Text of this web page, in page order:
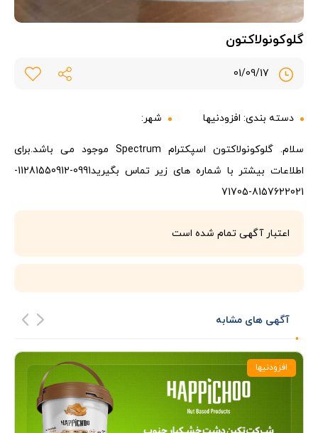
گلوکونولاکتون
دسته بندی: افزودنیها شهر:
سلام. گلوکونولاکتون اسپکترام Spectrum موجود می باشد.برای
اطلاعات بیشتر با شماره های زیر تماس بگیرید0991-11281550912-
8157622021-71705
اعتبار آگهی تمام شده است
آگهی های مشابه
افزودنیها